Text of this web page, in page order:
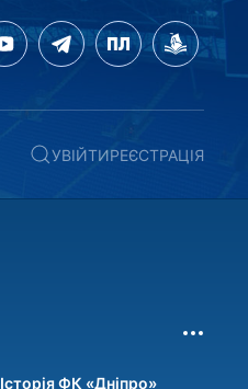
УВІЙТИРЕЄСТРАЦІЯ
Історія ФК «Дніпро»